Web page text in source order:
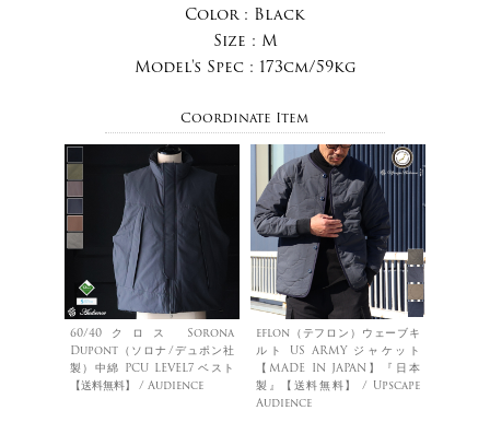
Color : Black
Size : M
Model's Spec : 173cm/59kg
Coordinate Item
60/40クロス Sorona
Dupont（ソロナ/デュポン社
製）中綿 PCU LEVEL7 ベスト
【送料無料】 / Audience
eflon（テフロン）ウェーブキ
ルト US ARMY ジャケット
【MADE IN JAPAN】『日本
製』【送料無料】 / Upscape
Audience